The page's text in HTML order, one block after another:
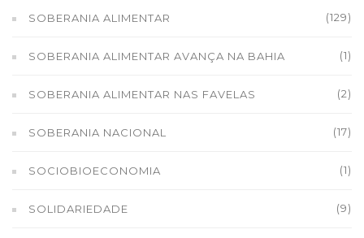
SOBERANIA ALIMENTAR (129)
SOBERANIA ALIMENTAR AVANÇA NA BAHIA (1)
SOBERANIA ALIMENTAR NAS FAVELAS (2)
SOBERANIA NACIONAL (17)
SOCIOBIOECONOMIA (1)
SOLIDARIEDADE (9)